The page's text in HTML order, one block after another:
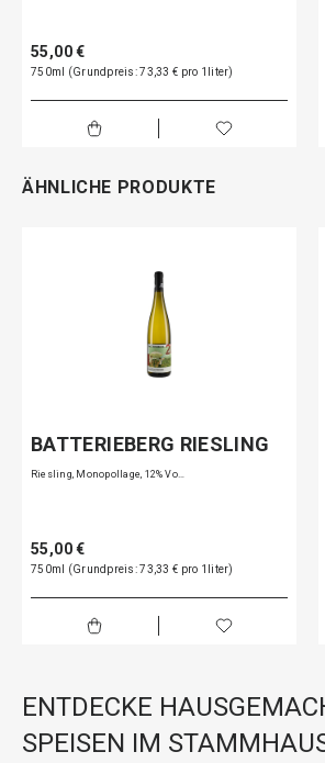
55,00 €
750ml (Grundpreis: 73,33 € pro 1liter)
ÄHNLICHE PRODUKTE
BATTERIEBERG RIESLING
Riesling, Monopollage, 12% Vo…
55,00 €
750ml (Grundpreis: 73,33 € pro 1liter)
ENTDECKE
SPEISEN IM